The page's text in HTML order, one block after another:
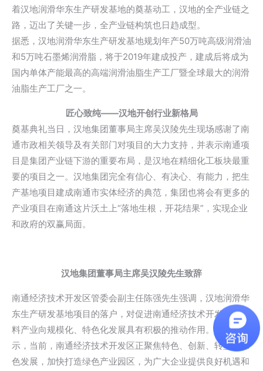
着汉地润滑华东生产研发基地的奠基动工，汉地的全产业链之
路，迈出了关键一步，全产业链构筑也日趋成型。
据悉，汉地润滑华东生产研发基地规划年产50万吨高级润滑油
和5万吨石墨烯润滑脂，将于2019年建成投产，建成后将成为
国内单体产能最高的高端润滑油脂生产工厂暨全球最大的润滑
油脂生产工厂之一。
匠心致纯——汉地开创行业新格局
奠基典礼当日，汉地集团董事局主席吴汉陵先生现场感谢了南
通市政相关领导及有关部门对项目的大力支持，并表示南通项
目是集团产业链下游的重要布局，是汉地在精细化工板块最重
要的项目之一。汉地集团完全有信心、有决心、有能力，把生
产基地项目建成南通市实体经济的典范，集团也将会有更多的
产业项目在南通这片沃土上“落地生根，开花结果”，实现企业
和政府的双赢局面。
汉地集团董事局主席吴汉陵先生致辞
南通经济技术开发区管委会副主任陈强先生强调，汉地润滑华
东生产研发基地项目的落户，对促进南通经济技术开发区新材
料产业向规模化、特色化发展具有积极的推动作用。他同时表
示，当前，南通经济技术开发区正聚焦特色、创新、转型、绿
色发展，加快打造绿色产业园区，为广大企业提供良好机遇和